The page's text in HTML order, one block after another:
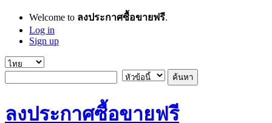
Welcome to ลงประกาศซื้อขายฟรี.
Log in
Sign up
ลงประกาศซื้อขายฟรี